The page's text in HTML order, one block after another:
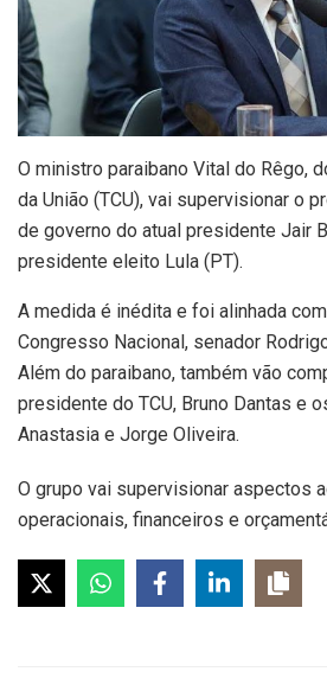
O ministro paraibano Vital do Rêgo,
da União (TCU), vai supervisionar o
de governo do atual presidente Jair
presidente eleito Lula (PT).
A medida é inédita e foi alinhada
Congresso Nacional, senador
Além do paraibano, também vão
presidente do TCU, Bruno Dantas e
Anastasia e Jorge Oliveira.
O grupo vai supervisionar aspectos
operacionais, financeiros e